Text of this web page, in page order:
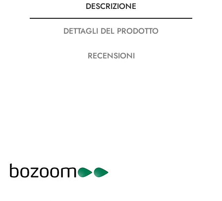
DESCRIZIONE
DETTAGLI DEL PRODOTTO
RECENSIONI